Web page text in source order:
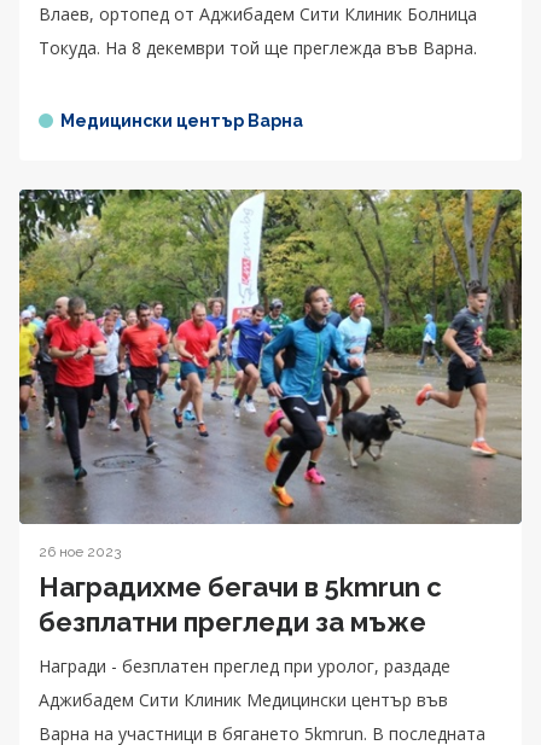
Влаев, ортопед от Аджибадем Сити Клиник Болница
Токуда. На 8 декември той ще преглежда във Варна.
Медицински център Варна
26 ное 2023
Наградихме бегачи в 5kmrun с
безплатни прегледи за мъже
Награди - безплатен преглед при уролог, раздаде
Аджибадем Сити Клиник Медицински център във
Варна на участници в бягането 5kmrun. В последната